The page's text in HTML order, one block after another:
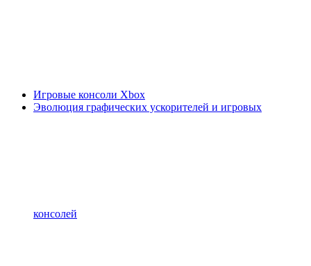
Игровые консоли Xbox
Эволюция графических ускорителей и игровых
консолей